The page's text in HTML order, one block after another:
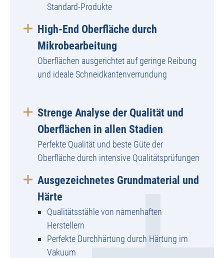
Standard-Produkte
High-End Oberfläche durch
Mikrobearbeitung
Oberflächen ausgerichtet auf geringe Reibung
und ideale Schneidkantenverrundung
Strenge Analyse der Qualität und
Oberflächen in allen Stadien
Perfekte Qualität und beste Güte der
Oberfläche durch intensive Qualitätsprüfungen
Ausgezeichnetes Grundmaterial und
Härte
Qualitätsstähle von namenhaften
Herstellern
Perfekte Durchhärtung durch Härtung im
Vakuum